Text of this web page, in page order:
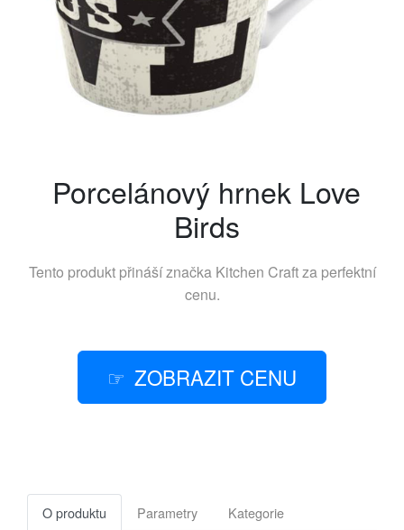
Porcelánový hrnek Love
Birds
Tento produkt přináší značka Kitchen Craftza perfektní
cenu.
ZOBRAZIT CENU
O produktu Parametry Kategorie